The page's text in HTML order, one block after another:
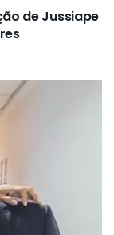
de Jussiape